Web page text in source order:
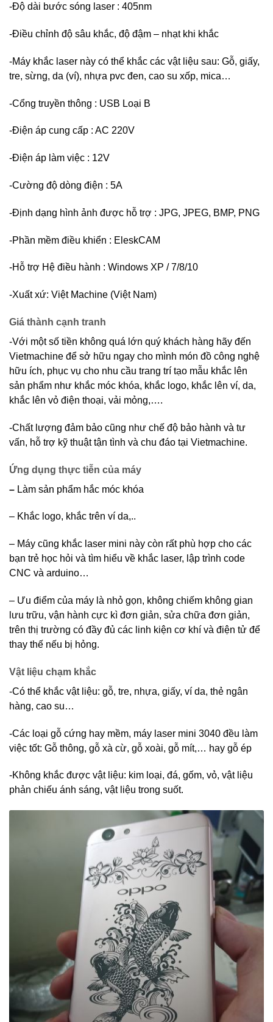
-Độ dài bước sóng laser : 405nm
-Điều chỉnh độ sâu khắc, độ đậm – nhạt khi khắc
-Máy khắc laser này có thể khắc các vật liệu sau: Gỗ, giấy,
tre, sừng, da (ví), nhựa pvc đen, cao su xốp, mica…
-Cổng truyền thông : USB Loại B
-Điện áp cung cấp : AC 220V
-Điện áp làm việc : 12V
-Cường độ dòng điện : 5A
-Định dạng hình ảnh được hỗ trợ : JPG, JPEG, BMP, PNG
-Phần mềm điều khiển : EleskCAM
-Hỗ trợ Hệ điều hành : Windows XP / 7/8/10
-Xuất xứ: Việt Machine (Việt Nam)
Giá thành cạnh tranh
-Với một số tiền không quá lớn quý khách hàng hãy đến
Vietmachine để sở hữu ngay cho mình món đồ công nghệ
hữu ích, phục vụ cho nhu cầu trang trí tạo mẫu khắc lên
sản phẩm như khắc móc khóa, khắc logo, khắc lên ví, da,
khắc lên vỏ điện thoại, vải mỏng,….
-Chất lượng đảm bảo cũng như chế độ bảo hành và tư
vấn, hỗ trợ kỹ thuật tận tình và chu đáo tại Vietmachine.
Ứng dụng thực tiễn của máy
– Làm sản phẩm hắc móc khóa
– Khắc logo, khắc trên ví da,..
– Máy cũng khắc laser mini này còn rất phù hợp cho các
bạn trẻ học hỏi và tìm hiểu về khắc laser, lập trình code
CNC và arduino…
– Ưu điểm của máy là nhỏ gọn, không chiếm không gian
lưu trữu, vận hành cực kì đơn giản, sửa chữa đơn giản,
trên thị trường có đầy đủ các linh kiện cơ khí và điện tử để
thay thế nếu bị hỏng.
Vật liệu chạm khắc
-Có thể khắc vật liệu: gỗ, tre, nhựa, giấy, ví da, thẻ ngân
hàng, cao su…
-Các loại gỗ cứng hay mềm, máy laser mini 3040 đều làm
việc tốt: Gỗ thông, gỗ xà cừ, gỗ xoài, gỗ mít,… hay gỗ ép
-Không khắc được vật liệu: kim loại, đá, gốm, vỏ, vật liệu
phản chiếu ánh sáng, vật liệu trong suốt.